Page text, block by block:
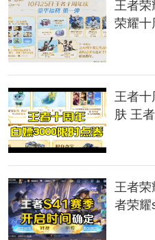
2、目前已经确认进入正赛
Saigon Phantom、来自
Stars、来自GCS(中国港澳
RPL(泰国赛区)的Talon
3、其他正赛的名额将通过
生。
这些就是今年王者荣耀世界
加入比赛的队伍有很多，其
让我们一起期待这对队员们
吧。
王者荣
荣耀十
王者十
肤 王
王者荣
者荣耀